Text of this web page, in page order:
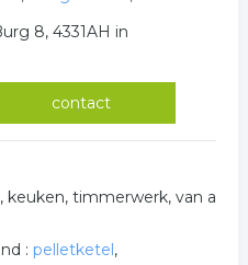
8, 4331AH in
contact
keuken, timmerwerk, van a
: pelletketel,